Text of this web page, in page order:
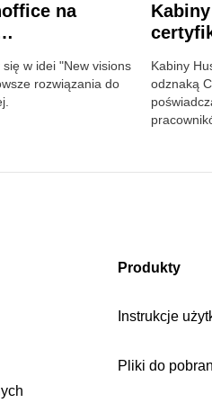
na
w idei "New visions
rozwiązania do
Kabiny
odznaką
Produkty
Instrukcje
Pliki do